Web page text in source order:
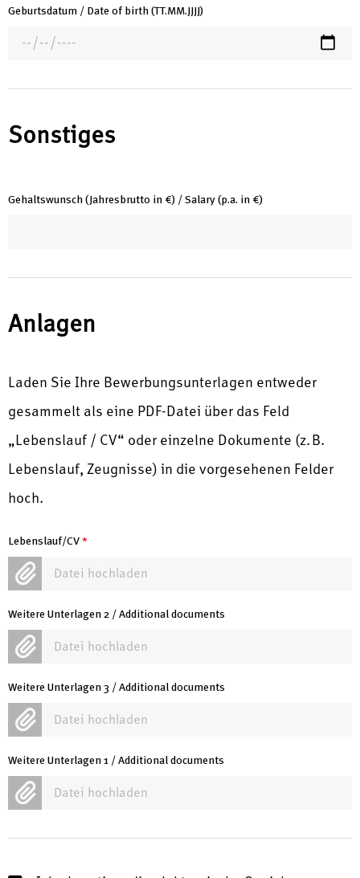
Geburtsdatum / Date of birth (TT.MM.JJJJ)
Sonstiges
Gehaltswunsch (Jahresbrutto in €) / Salary (p.a. in €)
Anlagen
Laden Sie Ihre Bewerbungsunterlagen entweder
gesammelt als eine PDF-Datei über das Feld
„Lebenslauf / CV“ oder einzelne Dokumente (z. B.
Lebenslauf, Zeugnisse) in die vorgesehenen Felder
hoch.
Lebenslauf/CV*
Datei hochladen
Weitere Unterlagen 2 / Additional documents
Datei hochladen
Weitere Unterlagen 3 / Additional documents
Datei hochladen
Weitere Unterlagen 1 / Additional documents
Datei hochladen